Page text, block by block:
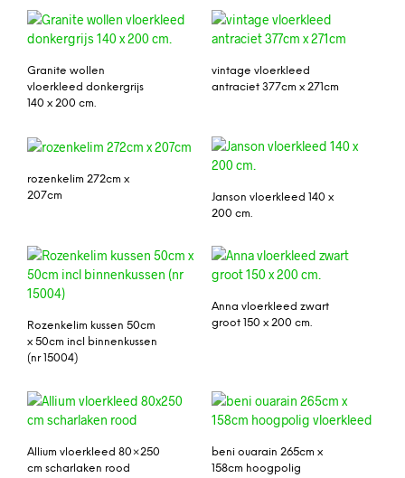
Granite wollen
vloerkleed donkergrijs
140 x 200 cm.
vintage vloerkleed
antraciet 377cm x 271cm
rozenkelim 272cm x
207cm
Janson vloerkleed 140 x
200 cm.
Rozenkelim kussen 50cm
x 50cm incl binnenkussen
(nr 15004)
Anna vloerkleed zwart
groot 150 x 200 cm.
Allium vloerkleed 80×250
cm scharlaken rood
beni ouarain 265cm x
158cm hoogpolig